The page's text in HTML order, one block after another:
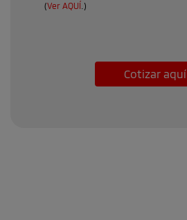
(Ver AQUÍ .)
Cotizar aquí